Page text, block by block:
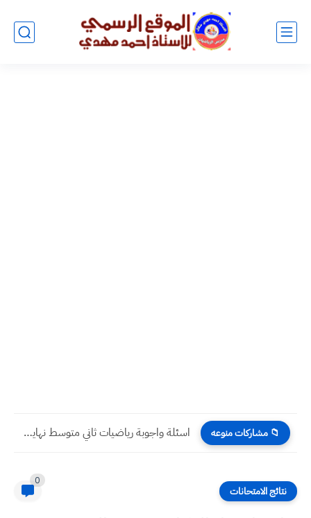
📁 مشاركات منوعه أسئلة نهاية الكورس الثاني للصف الأول المتوسط ٢٠٢٢ اخر السنة
نتائج الامتحانات
0